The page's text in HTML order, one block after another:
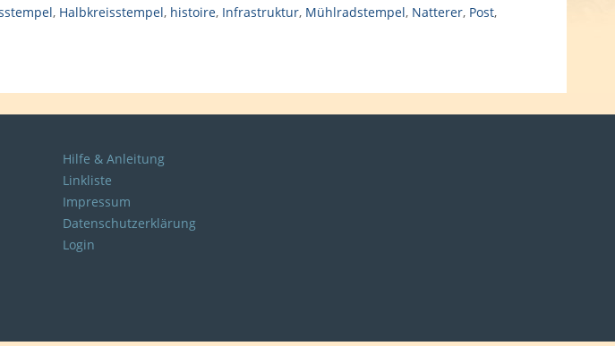
, Halbkreisstempel, histoire, Infrastruktur, Mühlradstempel, Natterer, Post,
Hilfe & Anleitung
Linkliste
Impressum
Datenschutzerklärung
Login